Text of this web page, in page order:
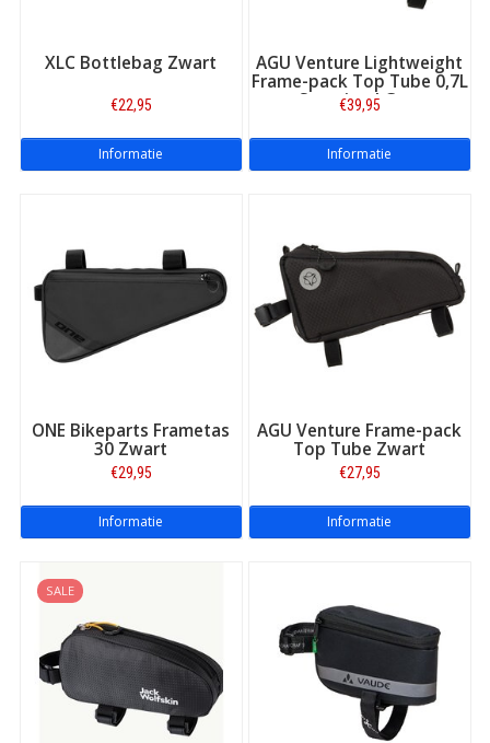
XLC Bottlebag Zwart
€22,95
Informatie
AGU Venture Lightweight
Frame-pack Top Tube 0,7L
Sustained Grey
€39,95
Informatie
ONE Bikeparts Frametas
30 Zwart
€29,95
Informatie
AGU Venture Frame-pack
Top Tube Zwart
€27,95
Informatie
SALE